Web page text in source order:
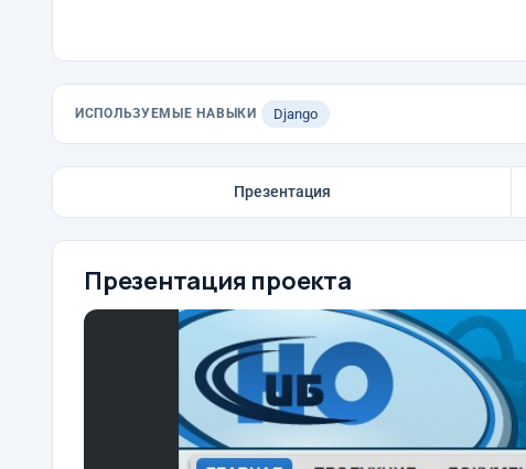
ИСПОЛЬЗУЕМЫЕ НАВЫКИ Django
Презентация
Презентация проекта